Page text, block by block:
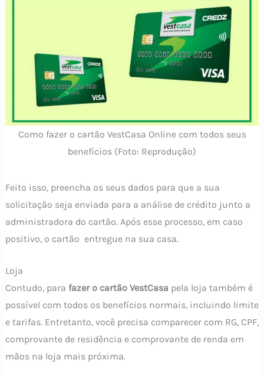
Como fazer o cartão VestCasa Online com todos seus
benefícios (Foto: Reprodução)
Feito isso, preencha os seus dados para que a sua
solicitação seja enviada para a análise de crédito junto a
administradora do cartão. Após esse processo, em caso
positivo, o cartão entregue na sua casa.
Loja
Contudo, para fazer o cartão VestCasa pela loja também é
possível com todos os benefícios normais, incluindo limite
e tarifas. Entretanto, você precisa comparecer com RG, CPF,
comprovante de residência e comprovante de renda em
mãos na loja mais próxima.